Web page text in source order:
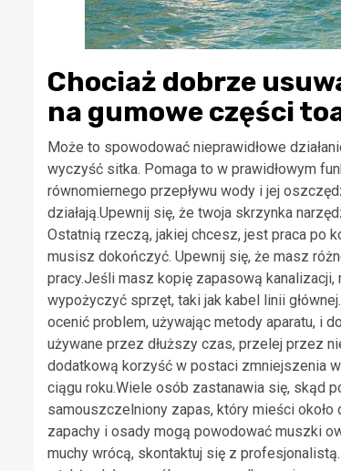
Chociaż dobrze
na gumowe części
Może to spowodować nieprawidłowe
wyczyść sitka. Pomaga to w prawidłowym
równomiernego przepływu wody i jej
działają.Upewnij się, że twoja skrzynka
Ostatnią rzeczą, jakiej chcesz, jest praca po
musisz dokończyć. Upewnij się, że masz
pracy.Jeśli masz kopię zapasową
wypożyczyć sprzęt, taki jak kabel linii
ocenić problem, używając metody aparatu, i
używane przez dłuższy czas, przelej przez
dodatkową korzyść w postaci zmniejszenia
ciągu roku.Wiele osób zastanawia się, skąd
samouszczelniony zapas, który mieści
zapachy i osady mogą powodować muszki
muchy wrócą, skontaktuj się z